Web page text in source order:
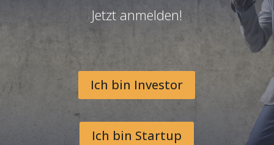
Jetzt anmelden!
Ich bin Investor
Ich bin Startup